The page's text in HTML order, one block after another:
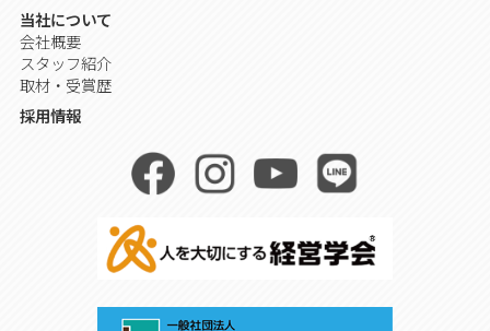
当社について
会社概要
スタッフ紹介
取材・受賞歴
採用情報